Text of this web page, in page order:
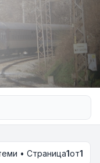
• Страница1от1